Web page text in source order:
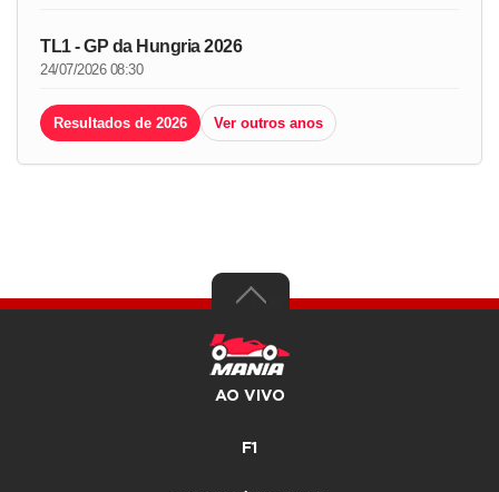
TL1 - GP da Hungria 2026
24/07/2026 08:30
Resultados de 2026 Ver outros anos
AO VIVO
F1